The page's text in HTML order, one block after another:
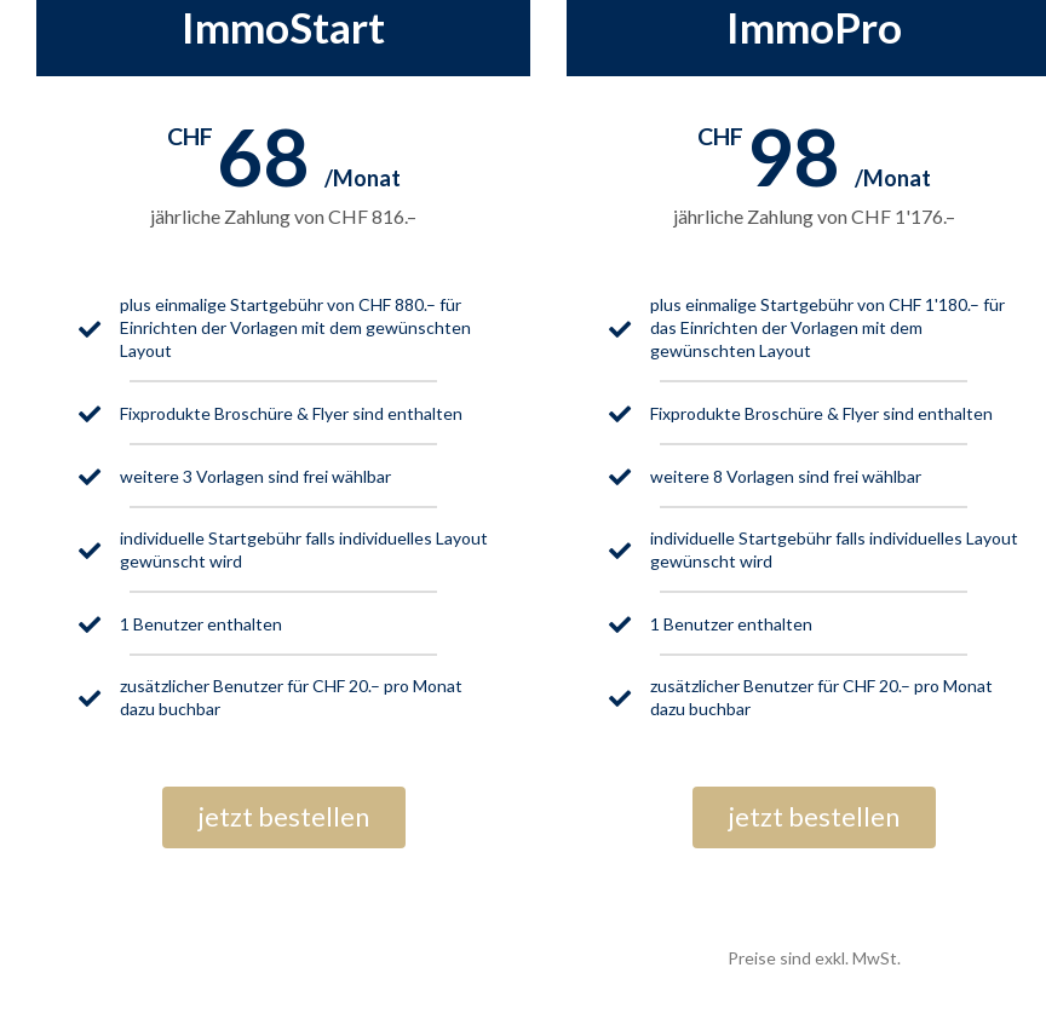
ImmoStart
CHF 68
jährliche Zahlung von CHF 816.–
plus einmalige Startgebühr von CHF 880.– für
Einrichten der Vorlagen mit dem gewünschten
Layout
Fixprodukte Broschüre & Flyer sind enthalten
weitere 3 Vorlagen sind frei wählbar
individuelle Startgebühr falls individuelles Layout
gewünscht wird
1 Benutzer enthalten
zusätzlicher Benutzer für CHF 20.– pro Monat
dazu buchbar
jetzt bestellen
ImmoPro
CHF 98
jährliche Zahlung von CHF 1'176.–
plus einmalige Startgebühr von CHF 1'180.– für
das Einrichten der Vorlagen mit dem
gewünschten Layout
Fixprodukte Broschüre & Flyer sind enthalten
weitere 8 Vorlagen sind frei wählbar
individuelle Startgebühr falls individuelles Layout
gewünscht wird
1 Benutzer enthalten
zusätzlicher Benutzer für CHF 20.– pro Monat
dazu buchbar
jetzt bestellen
Preise sind exkl. MwSt.